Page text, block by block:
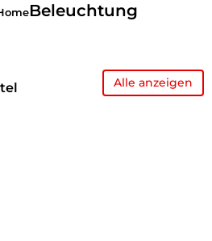
Beleuchtung
Alle anzeigen